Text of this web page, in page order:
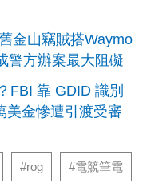
金山竊賊搭Waymo
警方辦案最大阻礙
FBI 靠 GDID 識別
美金慘遭引渡受審
#rog #電競筆電